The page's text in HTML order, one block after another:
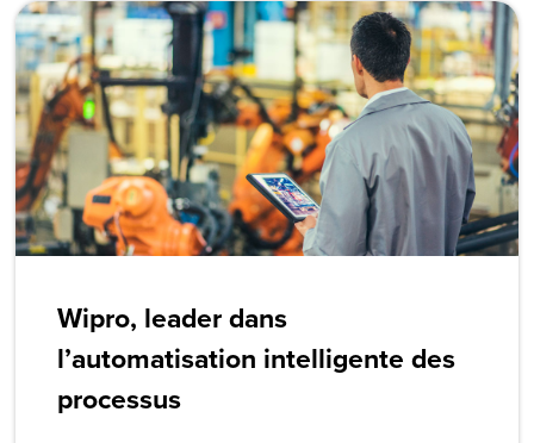
Wipro, leader dans
l’automatisation intelligente des
processus